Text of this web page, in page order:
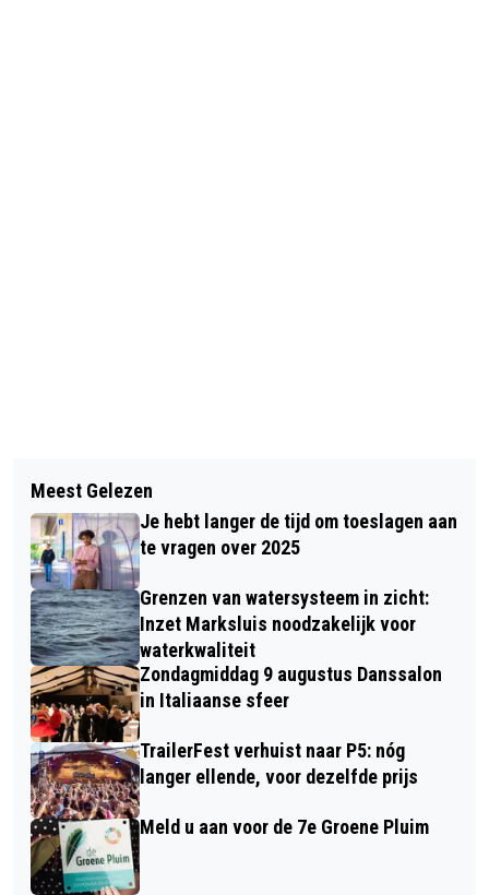
NA ZES JAAR KIEST EXPEDITIE
BREDA VOOR NIEUWE OPZET:
WANDELEN IN ZOMER EN HERFST
JDB ’T VEER 1 TOONT VEERKRACHT
TEGEN KAMPIOEN BRÉ-DA BOULES 1
Meest Gelezen
Je hebt langer de tijd om toeslagen aan
te vragen over 2025
Grenzen van watersysteem in zicht:
Inzet Marksluis noodzakelijk voor
waterkwaliteit
Zondagmiddag 9 augustus Danssalon
in Italiaanse sfeer
TrailerFest verhuist naar P5: nóg
langer ellende, voor dezelfde prijs
Meld u aan voor de 7e Groene Pluim